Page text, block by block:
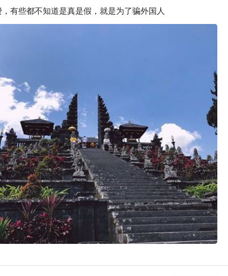
有些都不知道是真是假，就是为了骗外国人